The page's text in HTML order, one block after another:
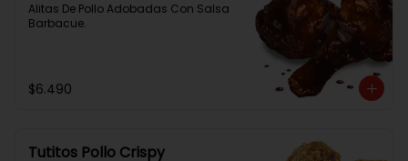
Alitas De Pollo Adobadas Con Salsa
Barbacue.
$6.490
Tutitos Pollo Crispy